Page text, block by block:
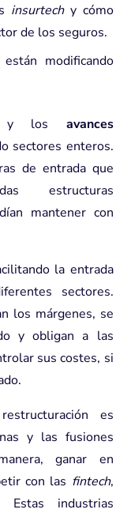
insurtechy cómo
de los seguros.
modificando
los avances
sectores enteros.
de entrada que
estructuras
mantener con
la entrada
sectores.
los márgenes, se
y obligan a las
sus costes, si
es
y las fusiones
ganar en
con las fintech,
Estas industrias